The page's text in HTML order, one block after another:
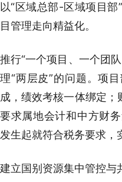
以“区域总部-区域项目
目管理走向精益化。
推行“一个项目、一个团
理“两层皮”的问题。项
成，绩效考核一体绑定；
要求属地会计和中方财
发生起就符合税务要求，
建立国别资源集中管控与